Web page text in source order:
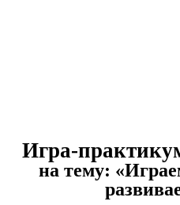
Игра-
на тему: